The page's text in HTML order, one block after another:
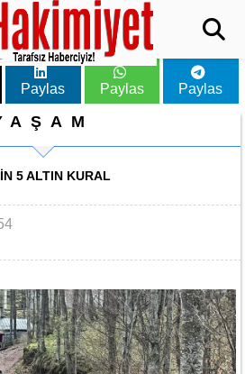
Paylas Paylas Paylas
5 ALTIN KURAL